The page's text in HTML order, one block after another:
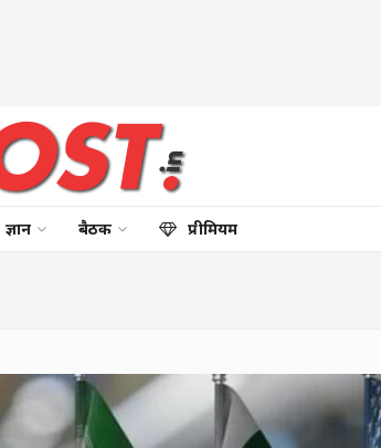
ज्ञान बैठक प्रीमियम